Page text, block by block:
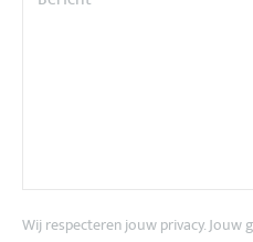
Wij respecteren jouw privacy. Jouw